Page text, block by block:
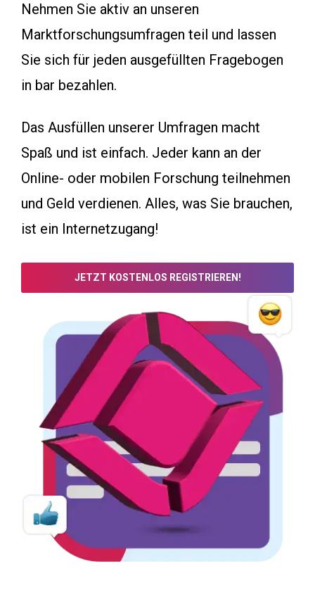
Nehmen Sie aktiv an unseren
Marktforschungsumfragen teil und lassen
Sie sich für jeden ausgefüllten Fragebogen
in bar bezahlen.
Das Ausfüllen unserer Umfragen macht
Spaß und ist einfach. Jeder kann an der
Online- oder mobilen Forschung teilnehmen
und Geld verdienen. Alles, was Sie brauchen,
ist ein Internetzugang!
JETZT KOSTENLOS REGISTRIEREN!